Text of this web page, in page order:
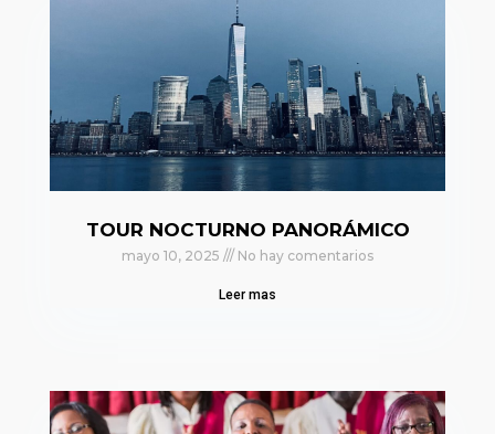
TOUR NOCTURNO PANORÁMICO
mayo 10, 2025 No hay comentarios
Leer mas